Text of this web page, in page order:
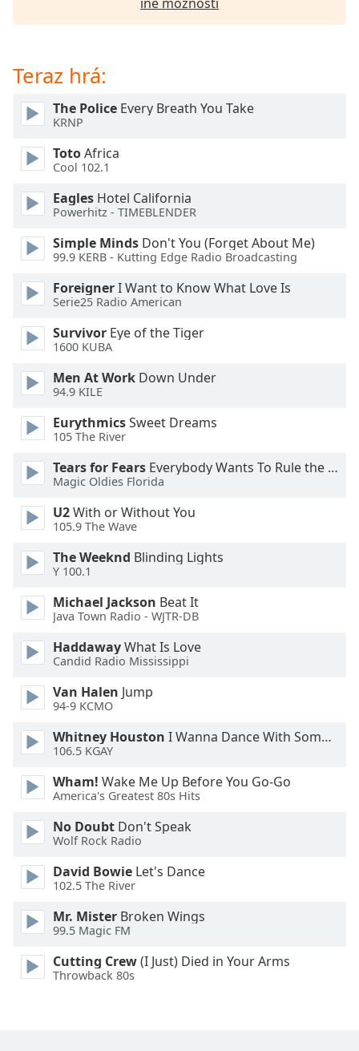
dialog
close
window.
Color
Opacity
Background
Color
Opacity
Caption
Area
Background
Edge
Style
Font
Family
Reset
Close
Modal
dialog
window.
Teraz hrá:
The Police Every Breath You Take
KRNP
TotoAfrica
Cool 102.1
Eagles Hotel California
Powerhitz - TIMEBLENDER
Simple Minds Don't You (Forget About Me)
99.9 KERB - Kutting Edge Radio Broadcasting
ForeignerI Want to Know What Love Is
Serie25 Radio American
Survivor Eye of the Tiger
1600 KUBA
Men At Work Down Under
94.9 KILE
EurythmicsSweet Dreams
105 The River
Tears for Fears Everybody Wants To Rule the World
Magic Oldies Florida
U2With or Without You
105.9 The Wave
The Weeknd Blinding Lights
Y 100.1
Michael Jackson Beat It
Java Town Radio - WJTR-DB
HaddawayWhat Is Love
Candid Radio Mississippi
Van Halen Jump
94-9 KCMO
Whitney Houston I Wanna Dance With Somebody
106.5 KGAY
Wham! Wake Me Up Before You Go-Go
America's Greatest 80s Hits
No Doubt Don't Speak
Wolf Rock Radio
David Bowie Let's Dance
102.5 The River
Mr. Mister Broken Wings
99.5 Magic FM
Cutting Crew(I Just) Died in Your Arms
Throwback 80s